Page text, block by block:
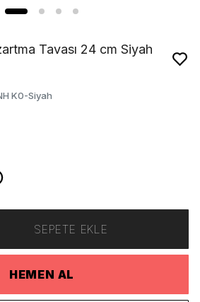
Tavası 24 cm Siyah
K0-Siyah
SEPETE EKLE
HEMEN AL